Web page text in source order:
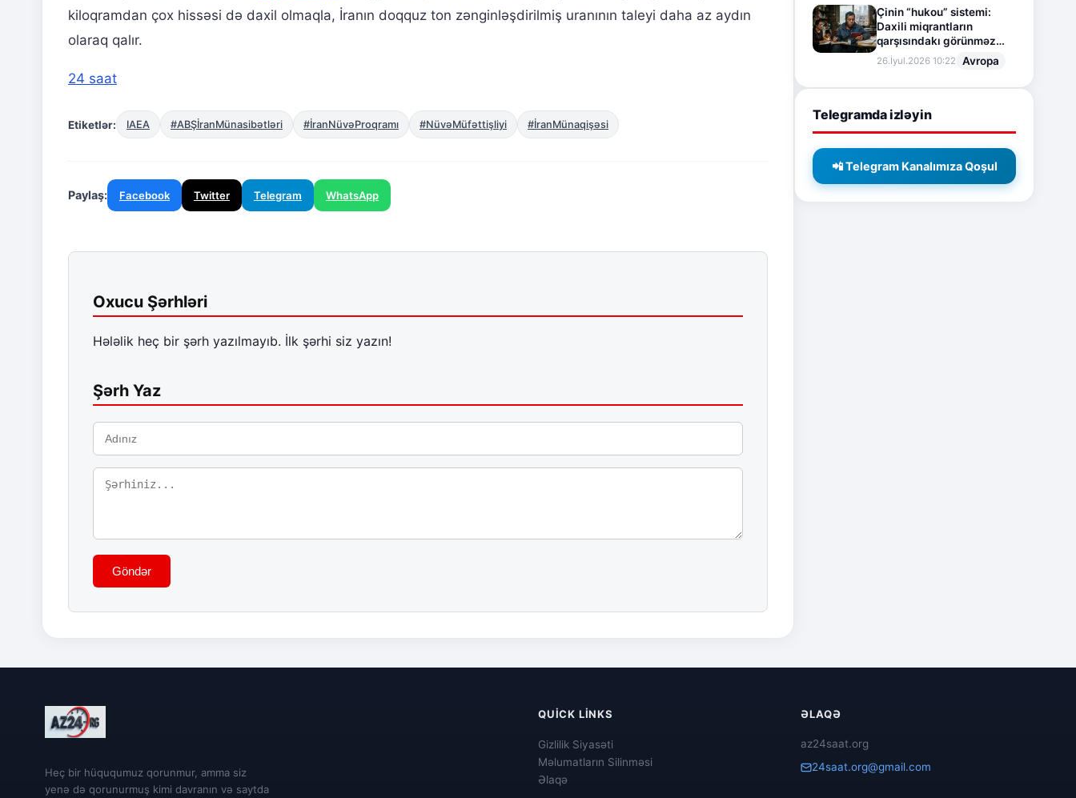
kiloqramdan çox hissəsi də daxil olmaqla, İranın doqquz ton zənginləşdirilmiş uranının taleyi daha az aydın
olaraq qalır.
24 saat
Etiketlər: IAEA #ABŞİranMünasibətləri #İranNüvəProqramı #NüvəMüfəttişliyi #İranMünaqişəsi
Paylaş: Facebook Twitter Telegram WhatsApp
Oxucu Şərhləri
Hələlik heç bir şərh yazılmayıb. İlk şərhi siz yazın!
Şərh Yaz
Göndər
Çinin “hukou” sistemi:
Daxili miqrantların
qarşısındakı görünməz
sədd
26.İyul.2026 10:22 Avropa
Telegramda izləyin
📲 Telegram Kanalımıza Qoşul
Heç bir hüququmuz qorunmur, amma siz
yenə də qorunurmuş kimi davranın və saytda
QUICK LINKS
Gizlilik Siyasəti
Məlumatların Silinməsi
Əlaqə
ƏLAQƏ
az24saat.org
24saat.org@gmail.com